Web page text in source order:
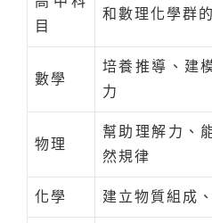
目
和數理化學群
數學
培養推導、建
力
物理
幫助理解力、
然規律
化學 建立物質組成